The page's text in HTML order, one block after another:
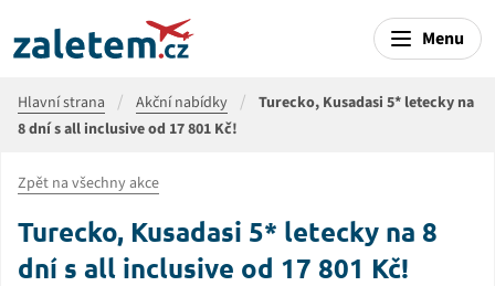
Menu
Hlavní strana Akční nabídky
Turecko, Kusadasi 5* letecky na
8 dní s all inclusive od 17 801 Kč!
Zpět na všechny akce
Turecko, Kusadasi 5* letecky na 8
dní s all inclusive od 17 801 Kč!